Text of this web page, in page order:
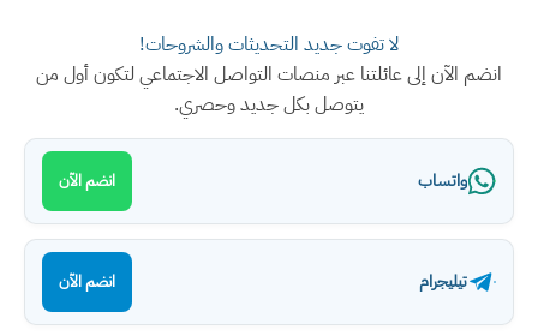
لا تفوت جديد التحديثات والشروحات!
انضم الآن إلى عائلتنا عبر منصات التواصل الاجتماعي لتكون أول من
يتوصل بكل جديد وحصري.
واتساب انضم الآن
تيليجرام انضم الآن